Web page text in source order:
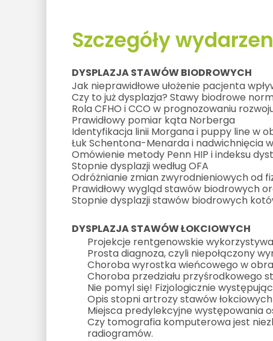
Szczegóły
DYSPLAZJA STAWÓW BIODROWYCH
Jak nieprawidłowe ułożenie pacjenta
Czy to już dysplazja? Stawy biodrowe
Rola CFHO i CCO w prognozowaniu
Prawidłowy pomiar kąta Norberga
Identyfikacja linii Morgana i puppy line w
Łuk Schentona-Menarda i nadwichnięcia
Omówienie metody Penn HIP i indeksu
Stopnie dysplazji według OFA
Odróżnianie zmian zwyrodnieniowych od
Prawidłowy wygląd stawów biodrowych
Stopnie dysplazji stawów biodrowych
DYSPLAZJA STAWÓW ŁOKCIOWYCH
Projekcje rentgenowskie
Prosta diagnoza, czyli niepołączony
Choroba wyrostka wieńcowego w
Choroba przedziału przyśrodkowego
Nie pomyl się! Fizjologicznie
Opis stopni artrozy stawów łokciowych
Miejsca predylekcyjne występowania
Czy tomografia komputerowa jest
radiogramów.